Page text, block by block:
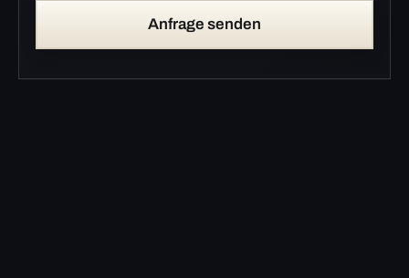
Anfrage senden